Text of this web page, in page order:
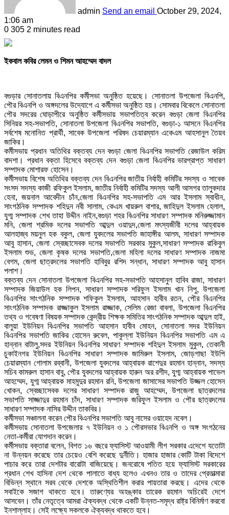
admin Send an email October 29, 2024,
1:06 am
0 305 2 minutes read
ইকবাল কবির লেমন ও শিমন আহম্মেদ বাদল
বগুড়ার সোনাতলায় বিএনপির কর্মীসভা অনুষ্ঠিত হয়েছে। সোনাতলা উপজেলা বিএনপি,
পৌর বিএনপি ও অঙ্গদলের উদ্যোগে এ কর্মীসভা অনুষ্ঠিত হয়। সোমবার বিকেলে সোনাতলা
পৌর সদরের ঘোড়াপীরে অনুষ্ঠিত কর্মীসভায় সভাপতিত্ব করেন বগুড়া জেলা বিএনপির
সিনিয়র সহ-সভাপতি, সোনাতলা উপজেলা বিএনপির সভাপতি, বগুড়া-১ আসনে বিএনপির
সর্বশেষ মনোনিত প্রার্থী, সাবেক উপজেলা পরিষদ চেয়ারম্যান একেএম আহসানুল তৈয়ব
জাকির।
কর্মীসভায় প্রধান অতিথির বক্তব্য দেন বগুড়া জেলা বিএনপির সভাপতি রেজাউল করিম
বাদশা। প্রধান বক্তা হিসেবে বক্তব্য দেন বগুড়া জেলা বিএনপির ভারপ্রাপ্ত সাধারণ
সম্পাদক মোশারফ হোসেন।
কর্মীসভায় বিশেষ অতিথির বক্তব্য দেন বিএনপির জাতীয় নির্বাহী কমিটির সদস্য ও সাবেক
সংসদ সদস্য কাজী রফিকুল ইসলাম, জাতীয় নির্বাহী কমিটির সদস্য আলী আসগর তালুকদার
হেনা, জয়নাল আবেদীন চাঁন,জেলা বিএনপির সহ-সভাপতি এম আর ইসলাম স্বাধীন,
সাংগঠনিক সম্পাদক শহিদুন নবী সালাম, কেএম খায়রুল বাশার, জাহিদুল ইসলাম হেলাল,
যুগ্ম সম্পাদক শেখ তাহা উদ্দীন নাইন,বগুড়া শহর বিএনপির সাধারণ সম্পাদক মনিরুজ্জামান
মনি, জেলা শ্রমিক দলের সভাপতি আব্দুল ওয়াদুদ,জেলা মৎস্যজীবী দলের আহ্বায়ক
আলহাজ্ব ময়নুল হক বকুল, জেলা যুবদলের সভাপতি জাহাঙ্গীর আলম, সাধারণ সম্পাদক
আবু হাসান, জেলা স্বেচ্ছাসেবক দলের সভাপতি সরকার মুকুল,সাধারণ সম্পাদক রাকিবুল
ইসলাম শুভ, জেলা কৃষক দলের সভাপতি,জেলা মহিলা দলের সাধারণ সম্পাদক নাজমা
বেগম, জেলা ছাত্রদলের সভাপতি হাবিবুর রশিদ সন্ধান, সাধারণ সম্পাদক আবু হাসান
পলাশ।
বক্তব্য দেন সোনাতলা উপজেলা বিএনপির সহ-সভাপতি আহসানুল হাবিব রাজা, সাধারণ
সম্পাদক জিয়াউল হক লিপন, সাধারণ সম্পাদক শরিফুল ইসলাম খান নিপু, উপজেলা
বিএনপির সাংগঠনিক সম্পাদক শফিকুল ইসলাম, আহসান হাবীব রতন, পৌর বিএনপির
সাংগঠনিক সম্পাদক রাজ্জাকুল ইসলাম রাজ্জাক, সেলিম রেজা বাবলা, উপজেলা বিএনপির
তথ্য ও গবেষণা বিষয়ক সম্পাদক কেন্দ্রীয় শিক্ষক সমিতির সাংগঠনিক সম্পাদক আব্দুল হাই,
বালুয়া ইউনিয়ন বিএনপির সভাপতি আহসান হাবীব মোহন, সোনাতলা সদর ইউনিয়ন
বিএনপির সভাপতি জাকির হোসেন রুবেল, পাকুল্লা ইউনিয়ন বিএনপির সভাপতি এম এ
হান্নান বাটালু,সদর ইউনিয়ন বিএনপির সাধারণ সম্পাদক শহিদুল ইসলাম মুকুল, তেকানী
চুকাইনগর ইউনিয়ন বিএনপির সাধারণ সম্পাদক জামিরুল ইসলাম, জোড়গাছা ইউপি
চেয়ারম্যান গোলাম রব্বানী, উপজেলা যুবদলের আহ্বায়ক রাশেদুর রহমান হান্নান, সদস্য
সচিব কামরুল হাসান বাবু, পৌর যুবদলের আহ্বায়ক হারুন অর রশীদ, যুগ্ম আহ্বায়ক পাভেল
আহম্মেদ, যুগ্ম আহ্বায়ক মাহমুদুর রহমান রনি, উপজেলা জাসাসের সভাপতি উজ্জল হোসেন
খোকন, স্বেচ্ছাসেবক দলের সাধারণ সম্পাদক রাজু আহম্মেদ, উপজেলা ছাত্রদলের
সভাপতি সাজ্জাদুর রহমান চাঁদ, সাধারণ সম্পাদক জরিফুল ইসলাম ও পৌর ছাত্রদলের
সাধারণ সম্পাদক নাসির উদ্দীন তাকবির।
কর্মীসভা সঞ্চালনা করেন পৌর বিএনপির সভাপতি আবু নাসের ওয়াহেদ নবেল।
কর্মীসভায় সোনাতলা উপজেলার ৭ ইউনিয়ন ও ১ পৌরসভার বিএনপি ও অঙ্গ সংগঠনের
নেতা-কর্মীরা যোগদান করেন।
কর্মীসভায় বক্তারা বলেন, বিগত ১৬ বছরে ফ্যাসিস্ট আওয়ামী লীগ সরকার এদেশে যতোটা
না উন্নয়ন করেছে তার চেয়েও বেশি করেছে দুর্নীতি। হাজার হাজার কোটি টাকা বিদেশে
পাচার করে তারা দেশটার বারোটা বাজিয়েছে। জনরোষে পতিত হয়ে ফ্যাসিস্ট সরকারের
প্রধান শেখ হাসিনা দেশ থেকে পালাতে বাধ্য হলেও এখনও তার ও তাদের প্রেতাত্মারা
বিভিন্ন স্থানে সরব থেকে দেশকে অস্থিতিশীল করার পায়তারা করছে। এদের থেকে
সবাইকে সজাগ থাকতে হবে। তারুণ্যের অহঙ্কার তারেক রহমান অচিরেই দেশে
আসবেন। তাঁর নেতৃত্বে আমরা ঐক্যবদ্ধ থেকে একটি উন্নত-সমৃদ্ধ রাষ্ট্র বিনির্মাণ করবো
ইনশাল্লাহ। সেই লক্ষ্যে সকলকে ঐক্যবদ্ধ থাকতে হবে।